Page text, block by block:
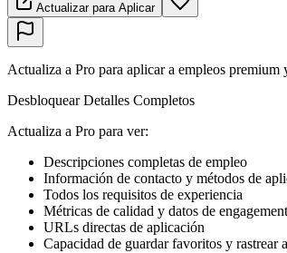
Actualizar para Aplicar
Actualiza a Pro para aplicar a empleos premium
Desbloquear Detalles Completos
Actualiza a Pro para ver:
Descripciones completas de empleo
Información de contacto y métodos de
Todos los requisitos de experiencia
Métricas de calidad y datos de engagement
URLs directas de aplicación
Capacidad de guardar favoritos y rastrear